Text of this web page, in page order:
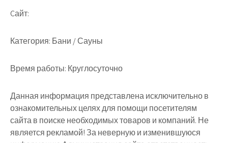
Cайт:
Категория: Бани / Сауны
Время работы: Круглосуточно
Данная информация представлена исключительно в
ознакомительных целях для помощи посетителям
сайта в поиске необходимых товаров и компаний. Не
является рекламой! За неверную и изменившуюся